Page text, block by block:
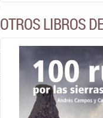
OTROS LIBROS